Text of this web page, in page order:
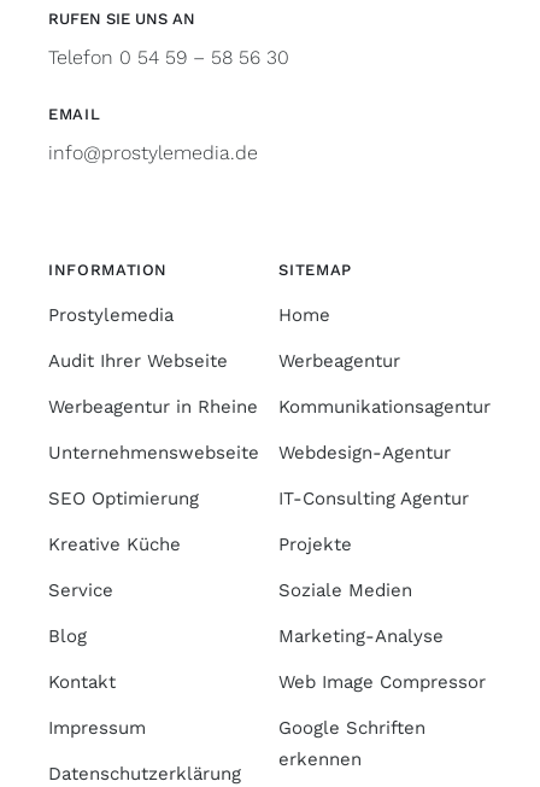
RUFEN SIE UNS AN
Telefon 0 54 59 – 58 56 30
EMAIL
info@prostylemedia.de
SITEMAP
Home
Werbeagentur
Kommunikationsagentur
Webdesign-Agentur
IT-Consulting Agentur
Projekte
Soziale Medien
Marketing-Analyse
Web Image Compressor
Google Schriften
erkennen
INFORMATION
Prostylemedia
Audit Ihrer Webseite
Werbeagentur in Rheine
Unternehmenswebseite
SEO Optimierung
Kreative Küche
Service
Blog
Kontakt
Impressum
Datenschutzerklärung